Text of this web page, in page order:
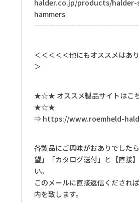
halder.co.jp/products/halder-
hammers
＜＜＜＜＜他にもオススメはあ
＞
★☆★ オススメ製品サイトはこ
★☆★
⇒ https://www.roemheld-
各製品にご興味がおありでした
望」「カタログ送付」と【直接
い。
このメールに直接返信くだされ
内を致します。